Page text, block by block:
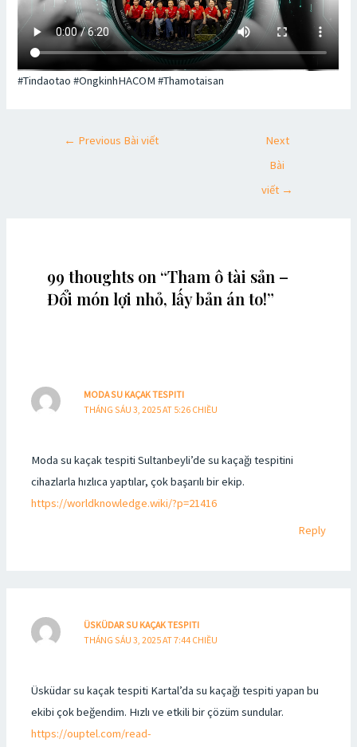
#Tindaotao #OngkinhHACOM #Thamotaisan
← Previous Bài viết
Next
Bài
viết →
99 thoughts on “Tham ô tài sản –
Đổi món lợi nhỏ, lấy bản án to!”
MODA SU KAÇAK TESPITI
THÁNG SÁU 3, 2025 AT 5:26 CHIỀU
Moda su kaçak tespiti Sultanbeyli’de su kaçağı tespitini
cihazlarla hızlıca yaptılar, çok başarılı bir ekip.
https://worldknowledge.wiki/?p=21416
Reply
ÜSKÜDAR SU KAÇAK TESPITI
THÁNG SÁU 3, 2025 AT 7:44 CHIỀU
Üsküdar su kaçak tespiti Kartal’da su kaçağı tespiti yapan bu
ekibi çok beğendim. Hızlı ve etkili bir çözüm sundular.
https://ouptel.com/read-